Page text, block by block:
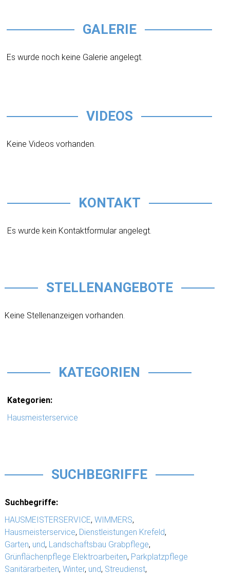
GALERIE
Es wurde noch keine Galerie angelegt.
VIDEOS
Keine Videos vorhanden.
KONTAKT
Es wurde kein Kontaktformular angelegt.
STELLENANGEBOTE
Keine Stellenanzeigen vorhanden.
KATEGORIEN
Kategorien:
Hausmeisterservice
SUCHBEGRIFFE
Suchbegriffe:
HAUSMEISTERSERVICE, WIMMERS,
Hausmeisterservice, Dienstleistungen Krefeld,
Garten, und, Landschaftsbau Grabpflege,
Grünflächenpflege Elektroarbeiten, Parkplatzpflege
Sanitärarbeiten, Winter, und, Streudienst,